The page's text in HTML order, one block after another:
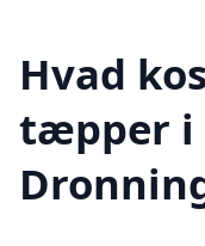
Hvad
tæpper i